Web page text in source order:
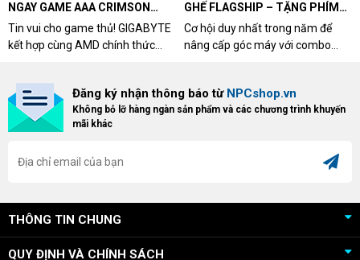
NGAY GAME AAA CRIMSON
DESERT CÙNG GIGABYTE &
AMD
Tin vui cho game thủ! GIGABYTE
kết hợp cùng AMD chính thức
khách hàng sở hữu VGA Radeon
RX 9070 / RX 9070 XT.
GHẾ FLAGSHIP – TẶNG PHÍM
CƠ XỊN
Cơ hội duy nhất trong năm để
nâng cấp góc máy với combo
dòng ghế Gaming cao cấp nhất,
bạn sẽ nhận ngay quà tặng trị giá
Đăng ký nhận thông báo từ NPCshop.vn
Không bỏ lỡ hàng ngàn sản phẩm và các chương trình khuyến
mãi khác
THÔNG TIN CHUNG
QUY ĐỊNH VÀ CHÍNH SÁCH